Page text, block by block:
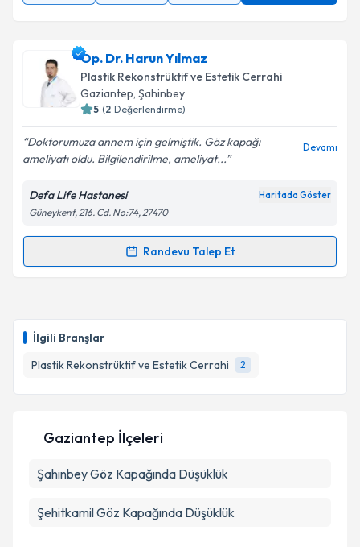
İlgili Branşlar
Plastik Rekonstrüktif ve Estetik Cerrahi
2
Op. Dr. Harun Yılmaz
Plastik Rekonstrüktif ve Estetik Cerrahi
Gaziantep, Şahinbey
5 (2 Değerlendirme)
Doktorumuza annem için gelmiştik. Göz kapağı
ameliyatı oldu. Bilgilendirilme, ameliyat...
Devamı
Defa Life Hastanesi Haritada Göster
Güneykent, 216. Cd. No:74, 27470
Randevu Talep Et
Randevu Takvimi Talebi
takvim hazırlandığında e-posta ile bilgilendireceğiz.
Metni'ni okudum ve kişisel verilerimin belirtilen
Gaziantep İlçeleri
ŞahinbeyGöz Kapağında Düşüklük
ŞehitkamilGöz Kapağında Düşüklük